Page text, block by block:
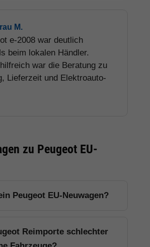
M.
e-2008 war deutlich
beim lokalen Händler.
war die Beratung zu
Lieferzeit und Elektroauto-
zu Peugeot EU-
Peugeot EU-Neuwagen?
Reimporte schlechter